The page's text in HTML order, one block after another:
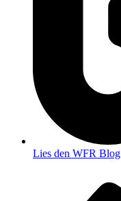
Lies den WFR Blog